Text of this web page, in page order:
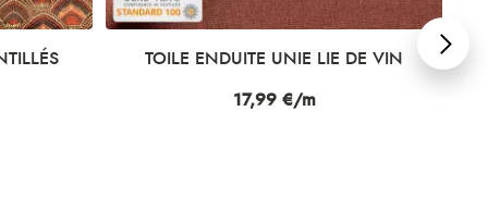
TOILE ENDUITE UNIE LIE DE VIN
Prix
17,99 €/m